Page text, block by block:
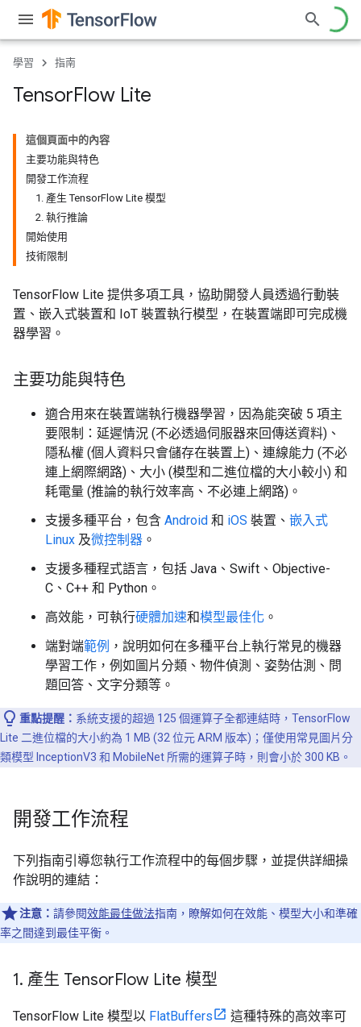
學習 指南
TensorFlow Lite
這個頁面中的內容
主要功能與特色
開發工作流程
1. 產生 TensorFlow Lite 模型
2. 執行推論
開始使用
技術限制
TensorFlow Lite 提供多項工具，協助開發人員透過行動裝
置、嵌入式裝置和 IoT 裝置執行模型，在裝置端即可完成機
器學習。
主要功能與特色
適合用來在裝置端執行機器學習 ，因為能突破 5 項主
要限制：延遲情況 (不必透過伺服器來回傳送資料)、
隱私權 (個人資料只會儲存在裝置上)、連線能力 (不必
連上網際網路)、大小 (模型和二進位檔的大小較小) 和
耗電量 (推論的執行效率高、不必連上網路)。
支援多種平台 ，包含 Android 和 iOS 裝置、 嵌入式
Linux 及微控制器 。
支援多種程式語言 ，包括 Java、Swift、Objective-
C、C++ 和 Python。
高效能 ，可執行硬體加速和模型最佳化 。
端對端範例 ，說明如何在多種平台上執行常見的機器
學習工作，例如圖片分類、物件偵測、姿勢估測、問
題回答、文字分類等。
重點提醒： 系統支援的超過 125 個運算子全都連結時，TensorFlow
Lite 二進位檔的大小約為 1 MB (32 位元 ARM 版本)；僅使用常見圖片分
類模型 InceptionV3 和 MobileNet 所需的運算子時，則會小於 300 KB。
開發工作流程
下列指南引導您執行工作流程中的每個步驟，並提供詳細操
作說明的連結：
注意： 請參閱效能最佳做法指南，瞭解如何在效能、模型大小和準確
率之間達到最佳平衡。
1. 產生 TensorFlow Lite 模型
TensorFlow Lite 模型以 FlatBuffers
這種特殊的高效率可